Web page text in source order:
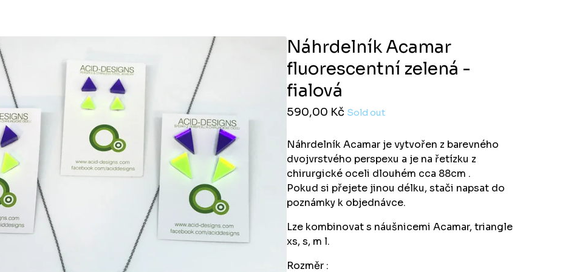
Náhrdelník Acamar
fluorescentní zelená -
fialová
590,00 Kč Sold out
Náhrdelník Acamar je vytvořen z barevného
dvojvrstvého perspexu a je na řetízku z
chirurgické oceli dlouhém cca 88cm .
Pokud si přejete jinou délku, stači napsat do
poznámky k objednávce.
Lze kombinovat s náušnicemi Acamar, triangle
xs, s, m l.
Rozměr :